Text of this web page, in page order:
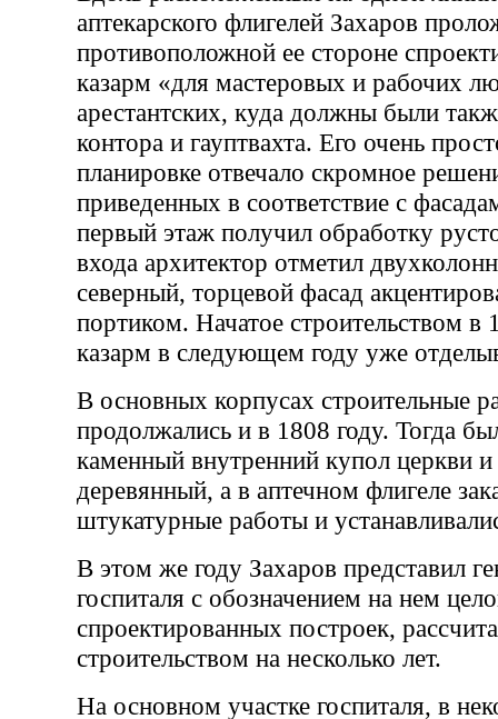
аптекарского флигелей Захаров
противоположной ее стороне
казарм «для мастеровых и рабочих
арестантских, куда должны были
контора и гауптвахта. Его очень
планировке отвечало скромное
приведенных в соответствие с
первый этаж получил обработку
входа архитектор отметил
северный, торцевой фасад
портиком. Начатое строительством в
казарм в следующем году уже
В основных корпусах строительные
продолжались и в 1808 году. Тогда
каменный внутренний купол церкви
деревянный, а в аптечном флигеле
штукатурные работы и
В этом же году Захаров представил
госпиталя с обозначением на нем
спроектированных построек,
строительством на несколько лет.
На основном участке госпиталя, в